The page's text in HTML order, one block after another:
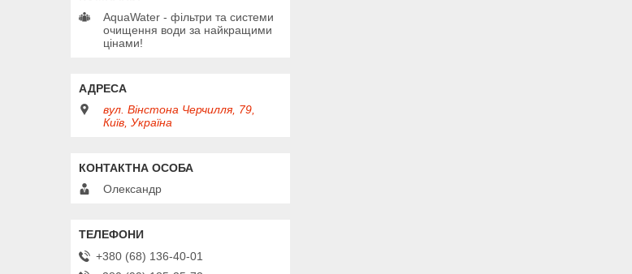
AquaWater - фільтри та системи
очищення води за найкращими
цінами!
вул. Вінстона Черчилля, 79,
Київ, Україна
Олександр
+380 (68) 136-40-01